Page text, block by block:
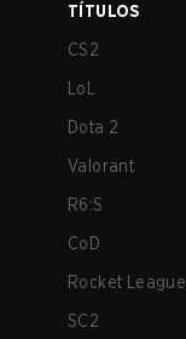
TÍTULOS
CS2
LoL
Dota 2
Valorant
R6:S
CoD
Rocket League
SC2